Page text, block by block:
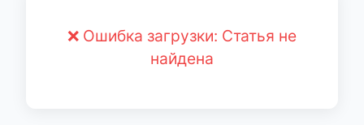
❌ Ошибка загрузки: Статья не
найдена